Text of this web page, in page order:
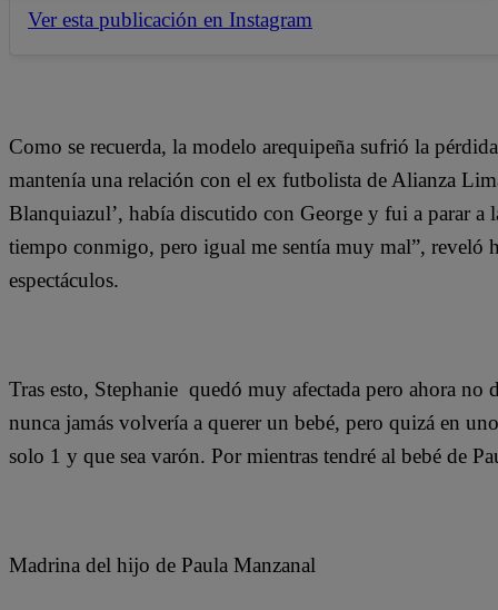
Ver esta publicación en Instagram
Como se recuerda, la modelo arequipeña sufrió la
mantenía una relación con el ex futbolista de Alianza
Blanquiazul’, había discutido con George y fui a parar
tiempo conmigo, pero igual me sentía muy mal”, reveló
espectáculos.
Tras esto, Stephanie quedó muy afectada pero ahora no
nunca jamás volvería a querer un bebé, pero quizá en
solo 1 y que sea varón. Por mientras tendré al bebé de
Madrina del hijo de Paula Manzanal